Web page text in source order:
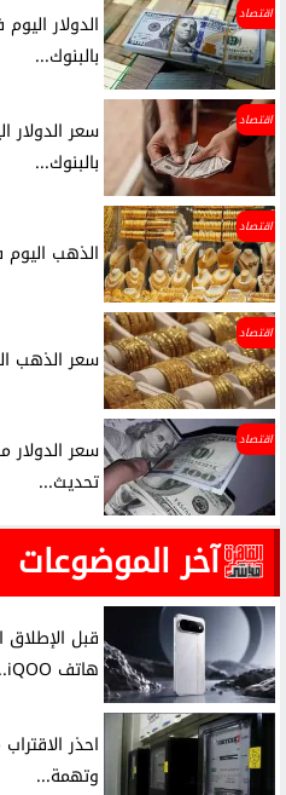
اقتصاد
الدولار
بالبنوك...
اقتصاد
سعر
بالبنوك...
اقتصاد
الذهب اليوم
اقتصاد
سعر الذهب
اقتصاد
سعر الدولار
تحديث...
آخر الموضوعات
قبل
هاتف iQOO...
احذر
وتهمة...